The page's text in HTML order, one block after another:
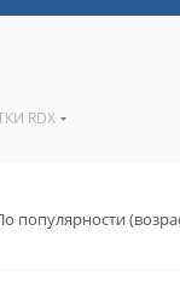
RDX
популярности